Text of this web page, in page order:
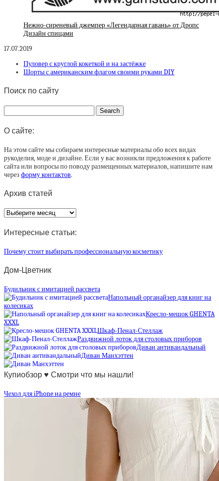
Нежно-сиреневый джемпер «Легендарная гавань» от Дропс
Дизайн спицами
17.07.2019
Пуловер с круглой кокеткой и на застёжке
Шорты с американским флагом своими руками DIY
Поиск по сайту
О сайте:
На этом сайте мы собираем интересные материалы обо всех видах
рукоделия, моде и дизайне. Если у вас возникли предложения к работе
сайта или вопросы по поводу размещенных материалов, напишите нам
через форму контактов.
Архив статей
Архив
статей
Интересные статьи:
Почему стоит выбирать профессиональную косметику
Дом-Цветник
Будильник с имитацией рассвета
Напольный органайзер для книг на
колесиках
Кресло-мешок GHENTA
XXXL
Шкаф-Пенал-Стеллаж
Раздвижной лоток для столовых приборов
Диван антивандальный
Диван Манхэттен
Купиобзор ♥ Смотри что мы нашли!
Чехол для iPhone на ремне